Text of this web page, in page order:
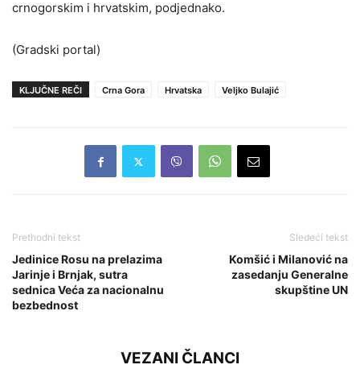
crnogorskim i hrvatskim, podjednako.
(Gradski portal)
KLJUČNE REČI Crna Gora Hrvatska Veljko Bulajić
Prethodni tekst
Jedinice Rosu na prelazima
Jarinje i Brnjak, sutra
sednica Veća za nacionalnu
bezbednost
Sledeći tekst
Komšić i Milanović na
zasedanju Generalne
skupštine UN
VEZANI ČLANCI